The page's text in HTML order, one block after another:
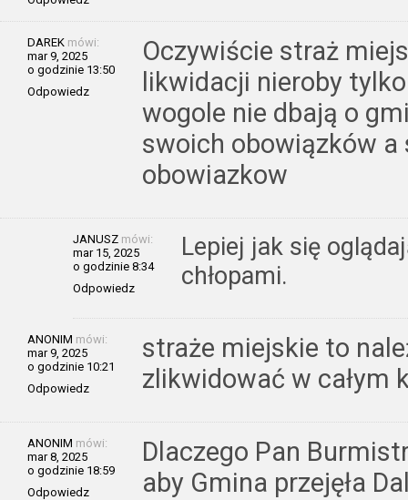
DAREK mówi:
mar 9, 2025
o godzinie 13:50
Odpowiedz
Oczywiście straż
likwidacji nieroby
wogole nie dbają o
swoich obowiązków a
obowiazkow
JANUSZ mówi:
mar 15, 2025
o godzinie 8:34
Odpowiedz
Lepiej jak się
chłopami.
ANONIM mówi:
mar 9, 2025
o godzinie 10:21
Odpowiedz
straże miejskie to
zlikwidować w całym
ANONIM mówi:
mar 8, 2025
o godzinie 18:59
Odpowiedz
Dlaczego Pan
aby Gmina przejęła